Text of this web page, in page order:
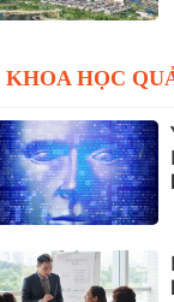
KHOA HỌC